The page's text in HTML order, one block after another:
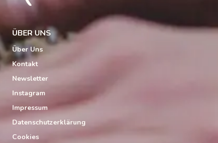
ÜBER UNS
Über Uns
Kontakt
Newsletter
Instagram
Impressum
Datenschutzerklärung
Cookies